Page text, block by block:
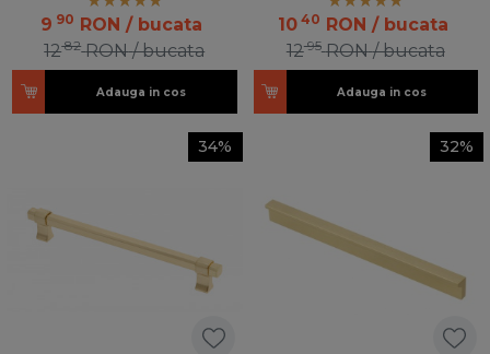
9 90 RON / bucata
1282 RON / bucata
Adauga in cos
1040 RON / bucata
1295 RON / bucata
Adauga in cos
34% 32%